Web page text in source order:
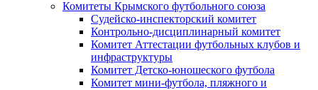
Комитеты Крымского футбольного союза
Судейско-инспекторский комитет
Контрольно-дисциплинарный комитет
Комитет Аттестации футбольных клубов и
инфраструктуры
Комитет Детско-юношеского футбола
Комитет мини-футбола, пляжного и